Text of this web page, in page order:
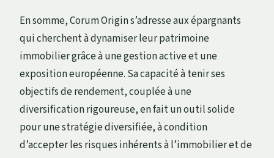
En somme, Corum Origin s’adresse aux épargnants
qui cherchent à dynamiser leur patrimoine
immobilier grâce à une gestion active et une
exposition européenne. Sa capacité à tenir ses
objectifs de rendement, couplée à une
diversification rigoureuse, en fait un outil solide
pour une stratégie diversifiée, à condition
d’accepter les risques inhérents à l’immobilier et de